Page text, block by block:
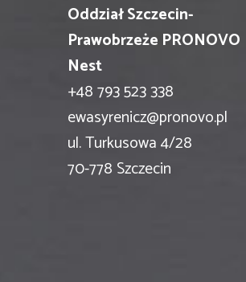
Oddział Szczecin-
Prawobrzeże PRONOVO
Nest
+48 793 523 338
ewasyrenicz@pronovo.pl
ul. Turkusowa 4/28
70-778 Szczecin